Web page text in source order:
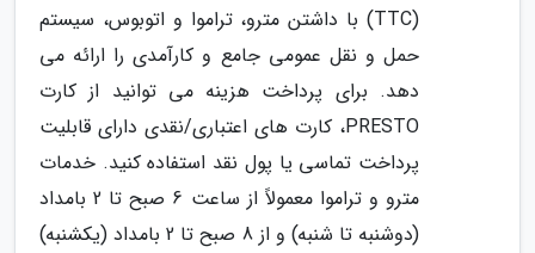
(TTC) با داشتن مترو، تراموا و اتوبوس، سیستم
حمل و نقل عمومی جامع و کارآمدی را ارائه می
دهد. برای پرداخت هزینه می توانید از کارت
PRESTO، کارت های اعتباری/نقدی دارای قابلیت
پرداخت تماسی یا پول نقد استفاده کنید. خدمات
مترو و تراموا معمولاً از ساعت 6 صبح تا 2 بامداد
(دوشنبه تا شنبه) و از 8 صبح تا 2 بامداد (یکشنبه)